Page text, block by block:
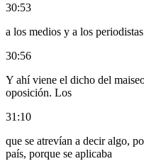
30:53
a los medios y a los
30:56
Y ahí viene el dicho del
oposición. Los
31:10
que se atrevían a decir algo,
país, porque se aplicaba